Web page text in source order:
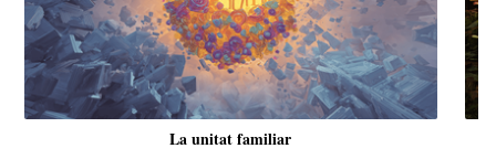
La unitat familiar